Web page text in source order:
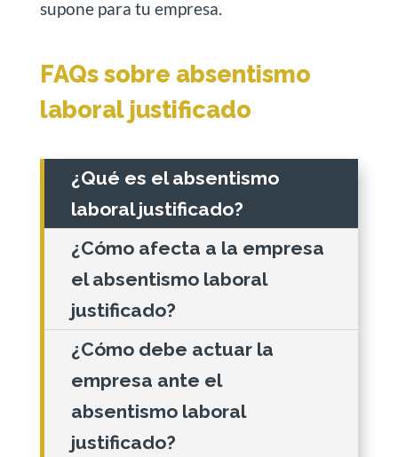
supone para tu empresa.
FAQs sobre absentismo
laboral justificado
¿Qué es el absentismo
laboral justificado?
¿Cómo afecta a la empresa
el absentismo laboral
justificado?
¿Cómo debe actuar la
empresa ante el
absentismo laboral
justificado?